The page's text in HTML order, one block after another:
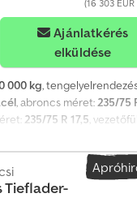
(16 303
Ajánlatkérés
elküldése
000 kg,
, abroncs méret: 235/75
235/75 R 17,5 ,
nyomdahibák, tévedések
Am Esha
Tieflader-